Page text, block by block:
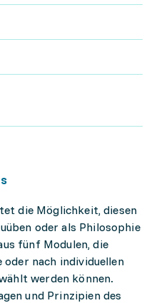
die Möglichkeit, diesen
oder als Philosophie
fünf Modulen, die
nach individuellen
werden können.
und Prinzipien des